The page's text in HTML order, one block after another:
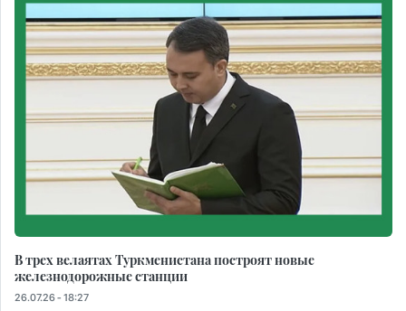
В трех велаятах Туркменистана построят новые
железнодорожные станции
26.07.26 - 18:27